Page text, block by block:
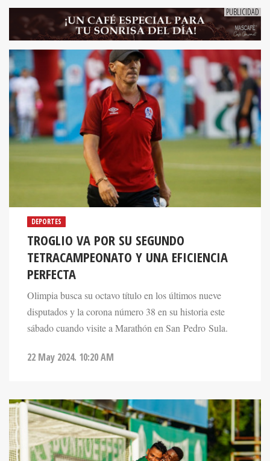
TROGLIO VA POR SU SEGUNDO
TETRACAMPEONATO Y UNA EFICIENCIA
PERFECTA
Olimpia busca su octavo título en los últimos nueve
disputados y la corona número 38 en su historia este
sábado cuando visite a Marathón en San Pedro Sula.